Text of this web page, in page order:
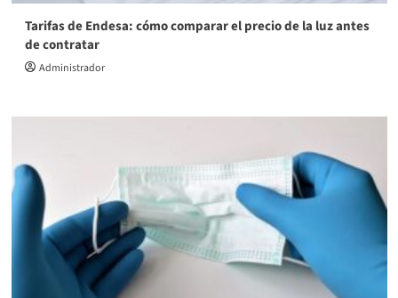
Tarifas de Endesa: cómo comparar el precio de la luz antes
de contratar
Administrador